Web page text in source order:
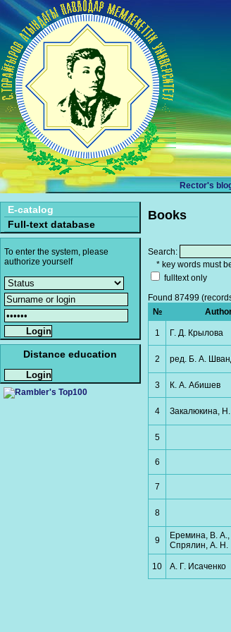
Rector's
E-catalog
Full-text database
To enter the system, please
authorize yourself
Distance education
Books
Search:
* key words must
fulltext only
Found 87499
№
1 Г. Д. Крылова
2 ред. Б. А.
3 К. А. Абишев
4 Закалюкина, Н.
5
6
7
8
9
Еремина, В. А.,
Спрялин, А. Н.
10 А. Г. Исаченко